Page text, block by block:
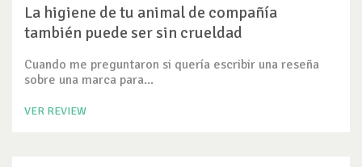
La higiene de tu animal de compañía
también puede ser sin crueldad
Cuando me preguntaron si quería escribir una reseña
sobre una marca para...
VER REVIEW